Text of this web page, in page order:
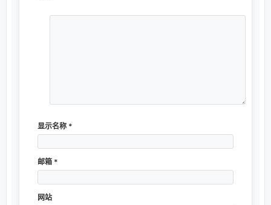
显示名称 *
邮箱 *
网站